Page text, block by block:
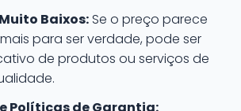
Baixos: Se o preço parece
para ser verdade, pode ser
de produtos ou serviços de